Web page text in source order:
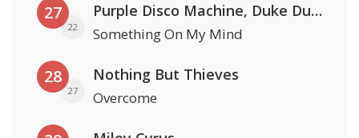
27
22
Purple Disco Machine, Duke Dumont & Nothing But Thieves
Something On My Mind
28
27
Nothing But Thieves
Overcome